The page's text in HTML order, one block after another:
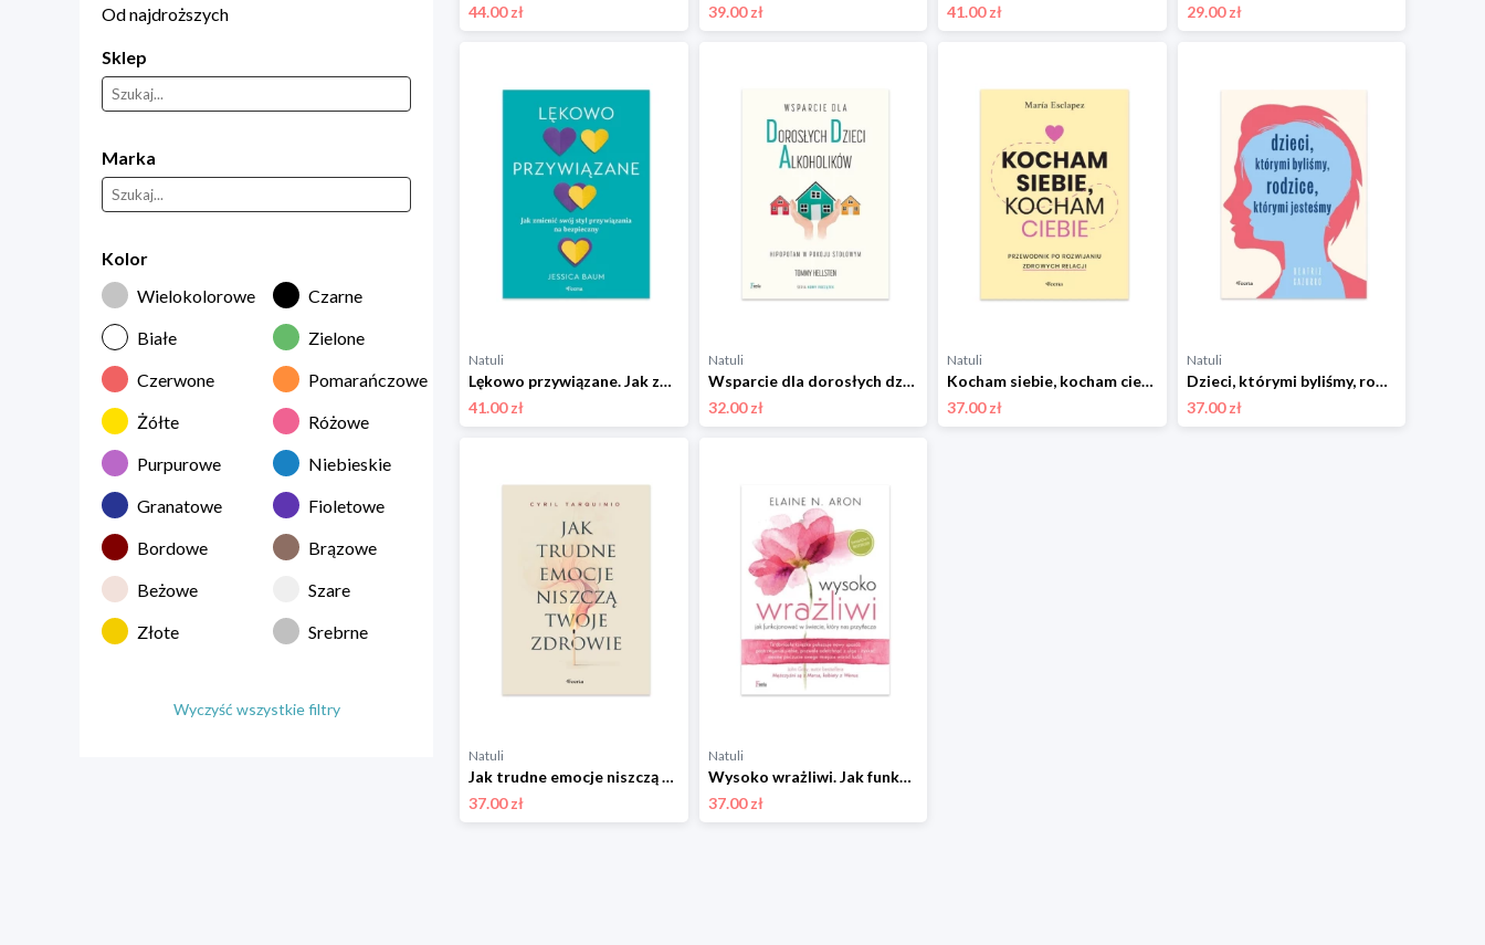
Od najdroższych
Sklep
Marka
Kolor
Wielokolorowe
Czarne
Białe
Zielone
Czerwone
Pomarańczowe
Żółte
Różowe
Purpurowe
Niebieskie
Granatowe
Fioletowe
Bordowe
Brązowe
Beżowe
Szare
Złote
Srebrne
Wyczyść wszystkie filtry
44.00 zł
39.00 zł
41.00 zł
29.00 zł
Natuli
Lękowo przywiązane. Jak zmienić swój styl przywiązania na bezpieczny Feeria
41.00 zł
Natuli
Wsparcie dla dorosłych dzieci alkoholików Feeria
32.00 zł
Natuli
Kocham siebie, kocham ciebie. Przewodnik po rozwijaniu zdrowych relacji Feeria
37.00 zł
Natuli
Dzieci, którymi byliśmy, rodzice, którymi jesteśmy Feeria
37.00 zł
Natuli
Jak trudne emocje niszczą twoje zdrowie Feeria
37.00 zł
Natuli
Wysoko wrażliwi. Jak funkcjonować w świecie, który nas przytłacza Feeria
37.00 zł